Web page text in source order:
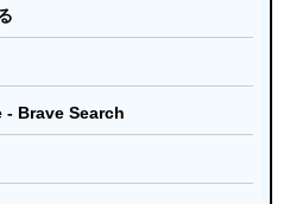
- Brave Search